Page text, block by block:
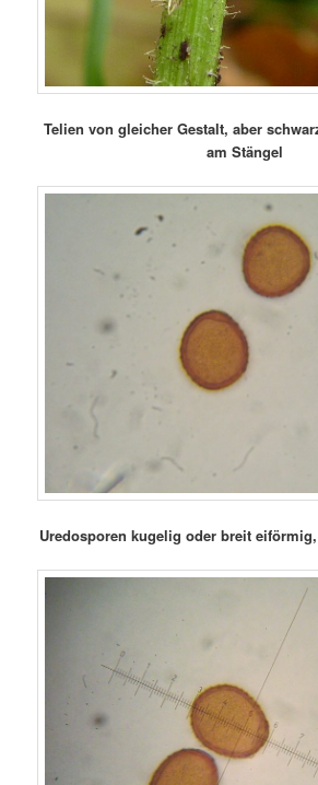
Telien von gleicher Gestalt, aber
am Stängel
Uredosporen kugelig oder breit